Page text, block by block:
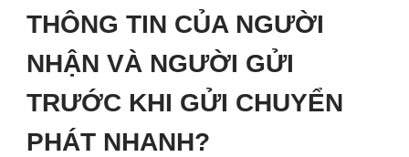
THÔNG TIN CỦA NGƯỜI
NHẬN VÀ NGƯỜI GỬI
TRƯỚC KHI GỬI CHUYỂN
PHÁT NHANH?